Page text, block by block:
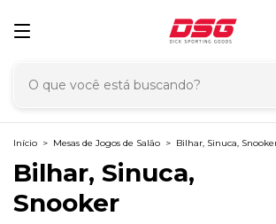
Início > Mesas de Jogos de Salão > Bilhar, Sinuca,
Bilhar, Sinuca,
Snooker